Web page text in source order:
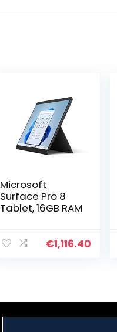
Microsoft
Surface Pro 8
Tablet, 16GB RAM
€1,116.40